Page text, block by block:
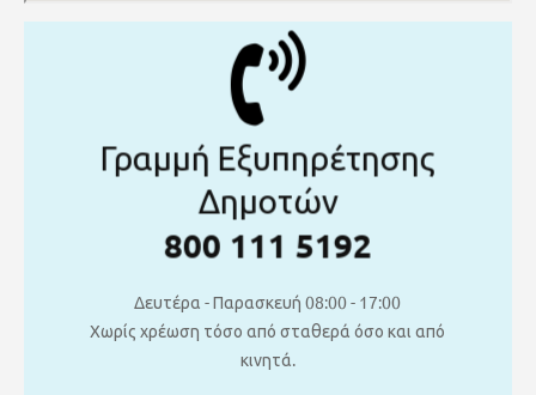
Γραμμή Εξυπηρέτησης
Δημοτών
800 111 5192
Δευτέρα - Παρασκευή 08:00 - 17:00
Χωρίς χρέωση τόσο από σταθερά όσο και από
κινητά.